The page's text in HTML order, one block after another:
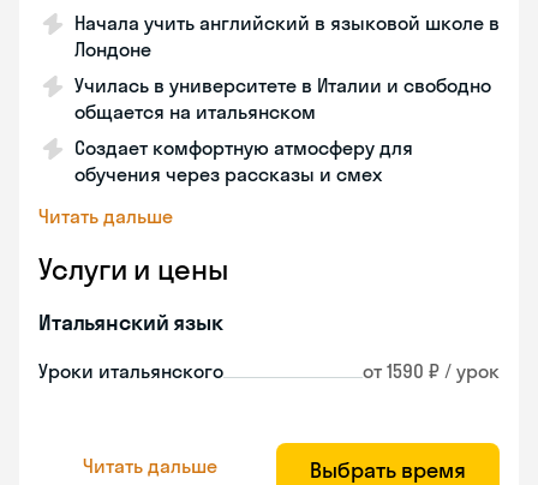
Начала учить английский в языковой школе в
Лондоне
Училась в университете в Италии и свободно
общается на итальянском
Создает комфортную атмосферу для
обучения через рассказы и смех
Читать дальше
Услуги и цены
Итальянский язык
Уроки итальянского от 1590 ₽ / урок
Читать дальше Выбрать время